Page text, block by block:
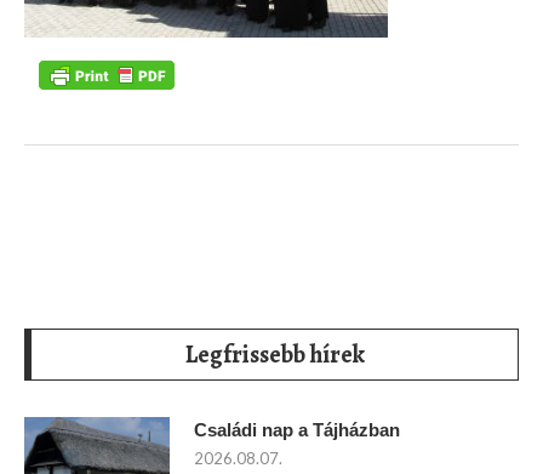
Legfrissebb hírek
Családi nap a Tájházban
2026.08.07.